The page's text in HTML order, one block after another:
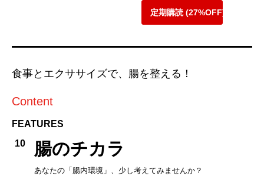
定期購読 (27%OFF)
食事とエクササイズで、腸を整える！
Content
FEATURES
10
腸のチカラ
あなたの「腸内環境」、少し考えてみませんか？